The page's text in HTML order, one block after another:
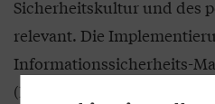
Sicherheitskultur und des
relevant. Die
Informationssicherheits-
(ISMS) hilft dabei,